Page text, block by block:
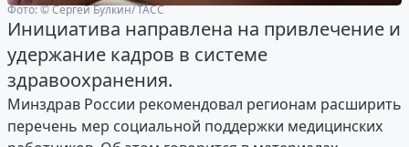
Фото: © Сергей Булкин/ ТАСС
Инициатива направлена на привлечение и
удержание кадров в системе
здравоохранения.
Минздрав России рекомендовал регионам расширить
перечень мер социальной поддержки медицинских